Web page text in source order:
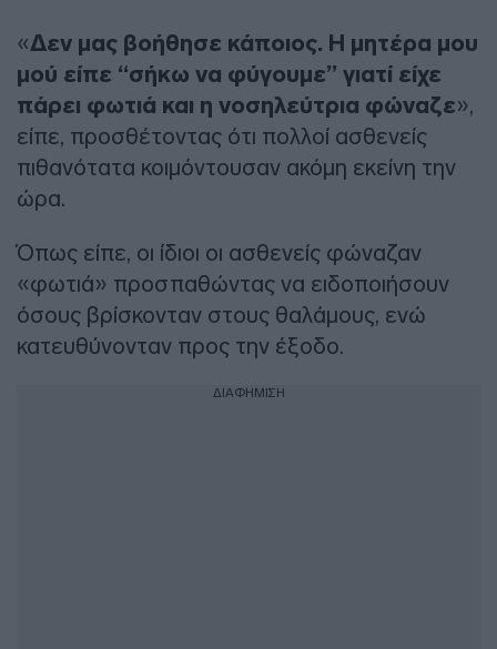
«Δεν μας βοήθησε κάποιος. Η μητέρα μου
μού είπε “σήκω να φύγουμε” γιατί είχε
πάρει φωτιά και η νοσηλεύτρια φώναζε»,
είπε, προσθέτοντας ότι πολλοί ασθενείς
πιθανότατα κοιμόντουσαν ακόμη εκείνη την
ώρα.
Όπως είπε, οι ίδιοι οι ασθενείς φώναζαν
«φωτιά» προσπαθώντας να ειδοποιήσουν
όσους βρίσκονταν στους θαλάμους, ενώ
κατευθύνονταν προς την έξοδο.
ΔΙΑΦΗΜΙΣΗ